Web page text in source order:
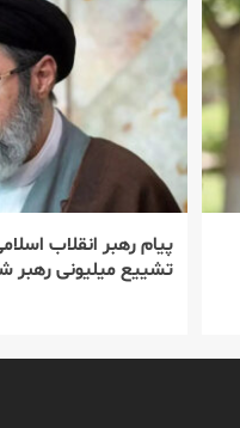
پیام رهبر انقلاب
تشییع میلیونی رهبر